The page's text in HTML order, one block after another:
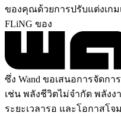
ของคุณด้วยการปรับแต่งเกม
FLiNG ของ
ซึ่ง Wand ขอเสนอการจัดกา
เช่น พลังชีวิตไม่จำกัด พลัง
ระยะเวลารอ และโอกาสโ